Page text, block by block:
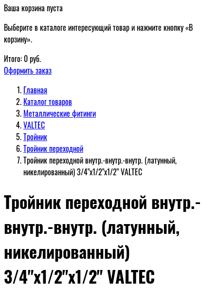
Ваша корзина пуста
Выберите в каталоге интересующий товар и нажмите кнопку «В
корзину».
Итого: 0руб.
Оформить заказ
Главная
Каталог товаров
Металлические фитинги
VALTEC
Тройник
Тройник переходной
Тройник переходной внутр.-внутр.-внутр. (латунный,
никелированный) 3/4"x1/2"x1/2" VALTEC
Тройник переходной внутр.-
внутр.-внутр. (латунный,
никелированный)
3/4"x1/2"x1/2" VALTEC